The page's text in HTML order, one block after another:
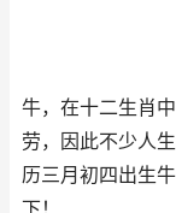
牛，在十二生肖
劳，因此不少人
历三月初四出生